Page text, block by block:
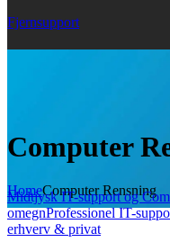
Fjernsupport
Computer
HomeComputer Rensning
Midtjysk IT-support og
omegnProfessionel IT-
erhverv & privat